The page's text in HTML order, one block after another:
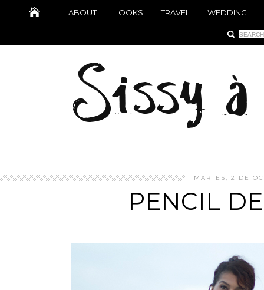
ABOUT LOOKS TRAVEL WEDDING
MARTES, 2 DE
PENCIL